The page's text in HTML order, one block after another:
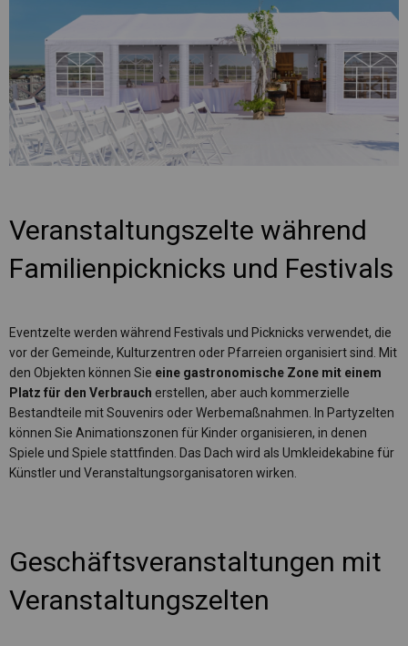
Veranstaltungszelte während
Familienpicknicks und Festivals
Eventzelte werden während Festivals und Picknicks verwendet, die
vor der Gemeinde, Kulturzentren oder Pfarreien organisiert sind. Mit
den Objekten können Sie eine gastronomische Zone mit einem
Platz für den Verbrauch erstellen, aber auch kommerzielle
Bestandteile mit Souvenirs oder Werbemaßnahmen. In Partyzelten
können Sie Animationszonen für Kinder organisieren, in denen
Spiele und Spiele stattfinden. Das Dach wird als Umkleidekabine für
Künstler und Veranstaltungsorganisatoren wirken.
Geschäftsveranstaltungen mit
Veranstaltungszelten